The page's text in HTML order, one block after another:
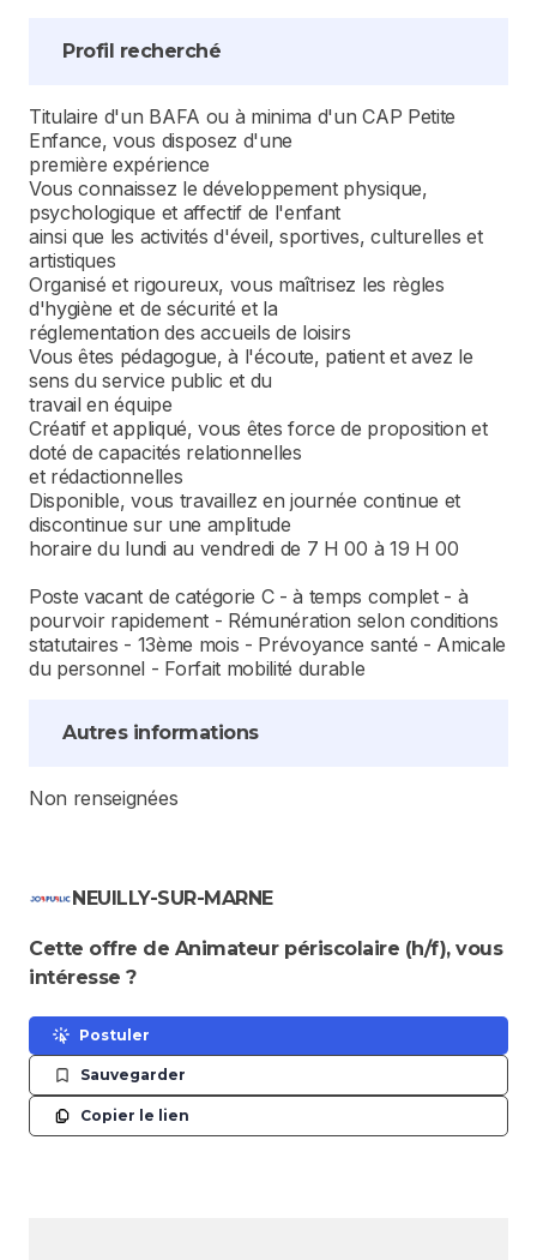
Profil recherché
Titulaire d'un BAFA ou à minima d'un CAP Petite
Enfance, vous disposez d'une
première expérience
Vous connaissez le développement physique,
psychologique et affectif de l'enfant
ainsi que les activités d'éveil, sportives, culturelles et
artistiques
Organisé et rigoureux, vous maîtrisez les règles
d'hygiène et de sécurité et la
réglementation des accueils de loisirs
Vous êtes pédagogue, à l'écoute, patient et avez le
sens du service public et du
travail en équipe
Créatif et appliqué, vous êtes force de proposition et
doté de capacités relationnelles
et rédactionnelles
Disponible, vous travaillez en journée continue et
discontinue sur une amplitude
horaire du lundi au vendredi de 7 H 00 à 19 H 00
Poste vacant de catégorie C - à temps complet - à
pourvoir rapidement - Rémunération selon conditions
statutaires - 13ème mois - Prévoyance santé - Amicale
du personnel - Forfait mobilité durable
Autres informations
Non renseignées
NEUILLY-SUR-MARNE
Cette offre de Animateur périscolaire (h/f), vous
intéresse ?
Postuler
Sauvegarder
Copier le lien